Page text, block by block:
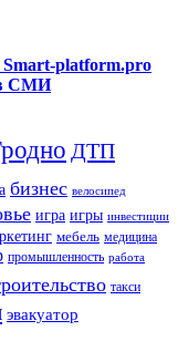
Smart-platform.pro
в СМИ
ДТП
бизнес велосипед
игра игры инвестиции
мебель медицина
промышленность работа
такси
эвакуатор